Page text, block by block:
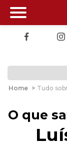
Home > Tudo
O que